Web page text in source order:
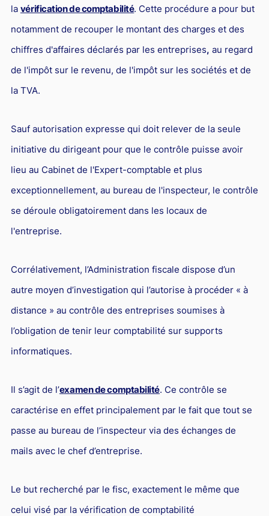
Hôtellerie et restauration
Procédures et tribunaux
Contentieux cession d’entreprise
Droit commercial
Responsabilité civile
Banque et Assurance
Droit bancaire
Jurisprudences et actualités
Droit de la réparation et du dommage corporel
la vérification de comptabilité. Cette procédure a pour but
notamment de recouper le montant des charges et des
chiffres d'affaires déclarés par les entreprises, au regard
de l'impôt sur le revenu, de l'impôt sur les sociétés et de
la TVA.
Sauf autorisation expresse qui doit relever de la seule
initiative du dirigeant pour que le contrôle puisse avoir
lieu au Cabinet de l'Expert-comptable et plus
exceptionnellement, au bureau de l'inspecteur, le contrôle
se déroule obligatoirement dans les locaux de
l'entreprise.
Corrélativement, l’Administration fiscale dispose d’un
autre moyen d’investigation qui l’autorise à procéder « à
distance » au contrôle des entreprises soumises à
l’obligation de tenir leur comptabilité sur supports
informatiques.
Il s’agit de l’examen de comptabilité. Ce contrôle se
caractérise en effet principalement par le fait que tout se
passe au bureau de l’inspecteur via des échanges de
mails avec le chef d’entreprise.
Le but recherché par le fisc, exactement le même que
celui visé par la vérification de comptabilité